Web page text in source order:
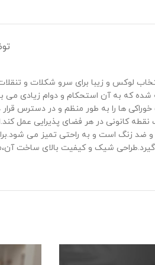
2 طبقه برنجی طرح مارینا مدل 3210228 یک
برنج با کیفیت بالا ساخته شده که به آن
‌ها را به ‌طور منظم و در دسترس
نقطه کانونی در هر فضای پذیرایی
مقاوم و ضد زنگ است و به‌ راحتی
گیرد.طراحی شیک و کیفیت بالای